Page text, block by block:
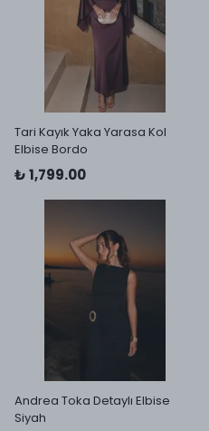
Tari Kayık Yaka Yarasa Kol
Elbise Bordo
₺ 1,799.00
Andrea Toka Detaylı Elbise
Siyah